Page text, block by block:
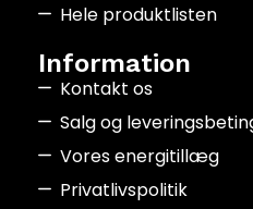
Hele produktlisten
Information
Kontakt os
Salg og
Vores energitillæg
Privatlivspolitik